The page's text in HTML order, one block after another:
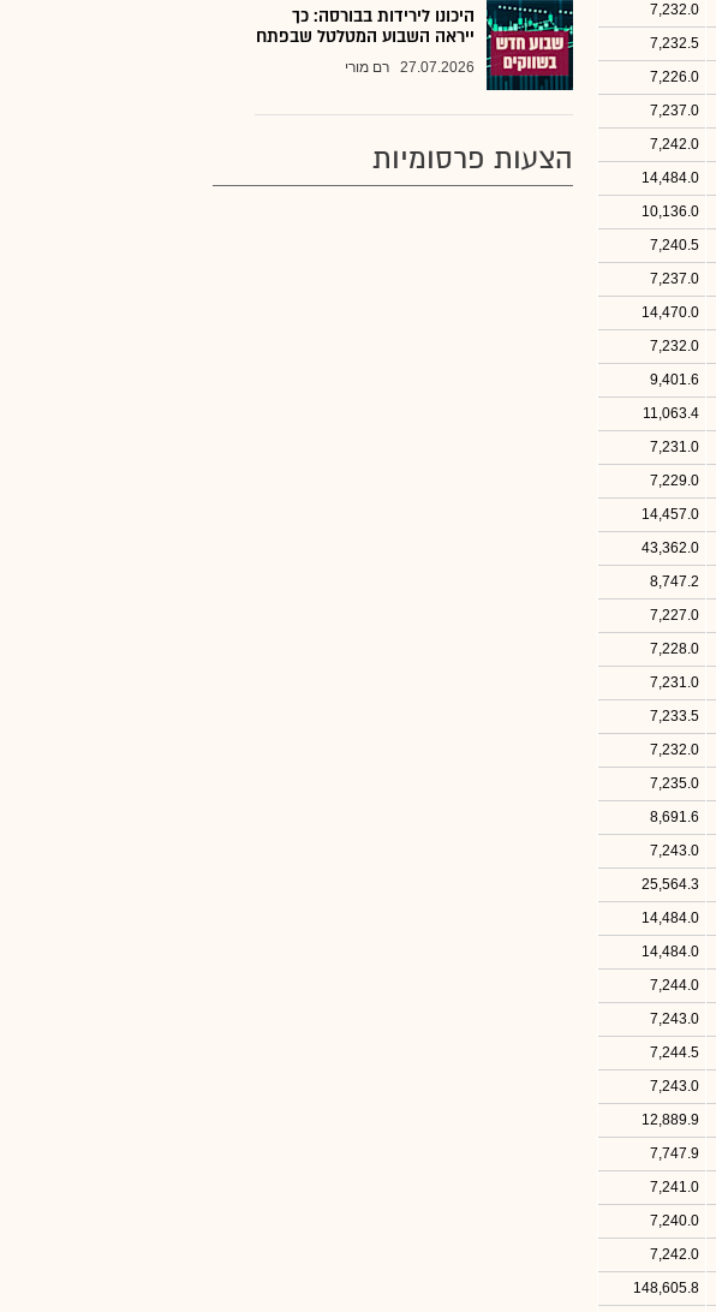
7,232.0
7,232.5
7,226.0
7,237.0
7,242.0
14,484.0
10,136.0
7,240.5
7,237.0
14,470.0
7,232.0
9,401.6
11,063.4
7,231.0
7,229.0
14,457.0
43,362.0
8,747.2
7,227.0
7,228.0
7,231.0
7,233.5
7,232.0
7,235.0
8,691.6
7,243.0
25,564.3
14,484.0
14,484.0
7,244.0
7,243.0
7,244.5
7,243.0
12,889.9
7,747.9
7,241.0
7,240.0
7,242.0
148,605.8
היכונו לירידות בבורסה: כך
ייראה השבוע המטלטל שבפתח
27.07.2026 רם מורי
הצעות פרסומיות